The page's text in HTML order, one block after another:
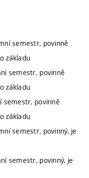
semestr, povinně
základu
semestr, povinně
základu
semestr, povinně
základu
semestr, povinný, je
semestr, povinný, je